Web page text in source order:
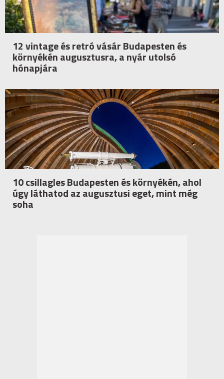
12 vintage és retró vásár Budapesten és
környékén augusztusra, a nyár utolsó
hónapjára
10 csillagles Budapesten és környékén, ahol
úgy láthatod az augusztusi eget, mint még
soha